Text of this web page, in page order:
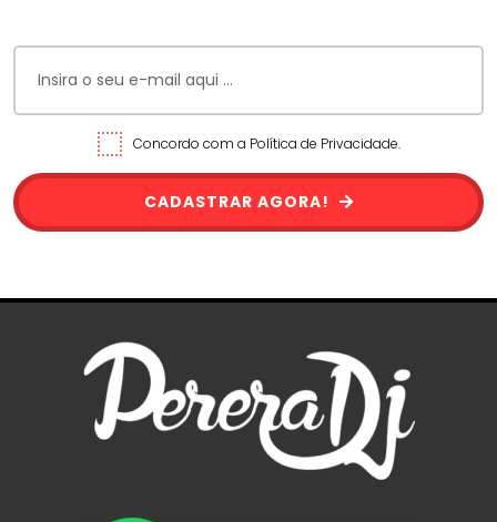
Concordo com a Política de Privacidade.
CADASTRAR AGORA!